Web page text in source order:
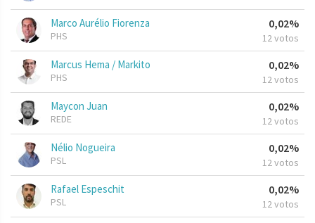
Marco Aurélio Fiorenza
PHS
0,02%
12 votos
Marcus Hema / Markito
PHS
0,02%
12 votos
Maycon Juan
REDE
0,02%
12 votos
Nélio Nogueira
PSL
0,02%
12 votos
Rafael Espeschit
PSL
0,02%
12 votos